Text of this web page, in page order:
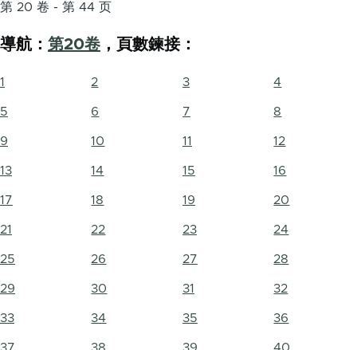
第 20 卷 - 第 44 页
導航： 第20卷 ，頁數鍊接：
1 2 3 4
5 6 7 8
9 10 11 12
13 14 15 16
17 18 19 20
21 22 23 24
25 26 27 28
29 30 31 32
33 34 35 36